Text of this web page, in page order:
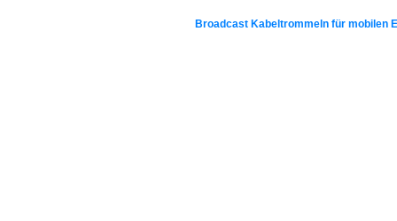
Broadcast Kabeltrommeln für mobilen